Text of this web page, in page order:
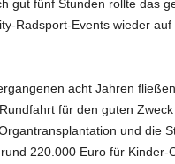
gut fünf Stunden rollte das
Radsport-Events wieder auf
acht Jahren
für den guten
und die
220.000 Euro für Kinder-